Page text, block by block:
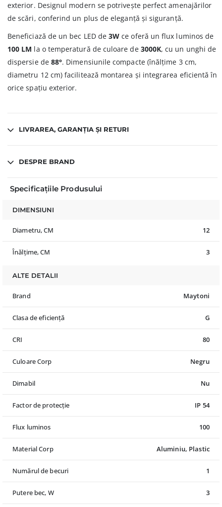
exterior. Designul modern se potrivește perfect amenajărilor
de scări, conferind un plus de eleganță și siguranță.
Beneficiază de un bec LED de3W ce oferă un flux luminos de
100 LM la o temperatură de culoare de 3000K, cu un unghi de
dispersie de 88°. Dimensiunile compacte (înălțime 3 cm,
diametru 12 cm) facilitează montarea și integrarea eficientă în
orice spațiu exterior.
LIVRAREA, GARANȚIA ȘI RETURI
DESPRE BRAND
Specificațiile Produsului
DIMENSIUNI
Diametru, CM 12
Înălțime, CM 3
ALTE DETALII
Brand Maytoni
Clasa de eficiență G
CRI 80
Culoare Corp Negru
Dimabil Nu
Factor de protecție IP 54
Flux luminos 100
Material Corp Aluminiu, Plastic
Numărul de becuri 1
Putere bec, W 3